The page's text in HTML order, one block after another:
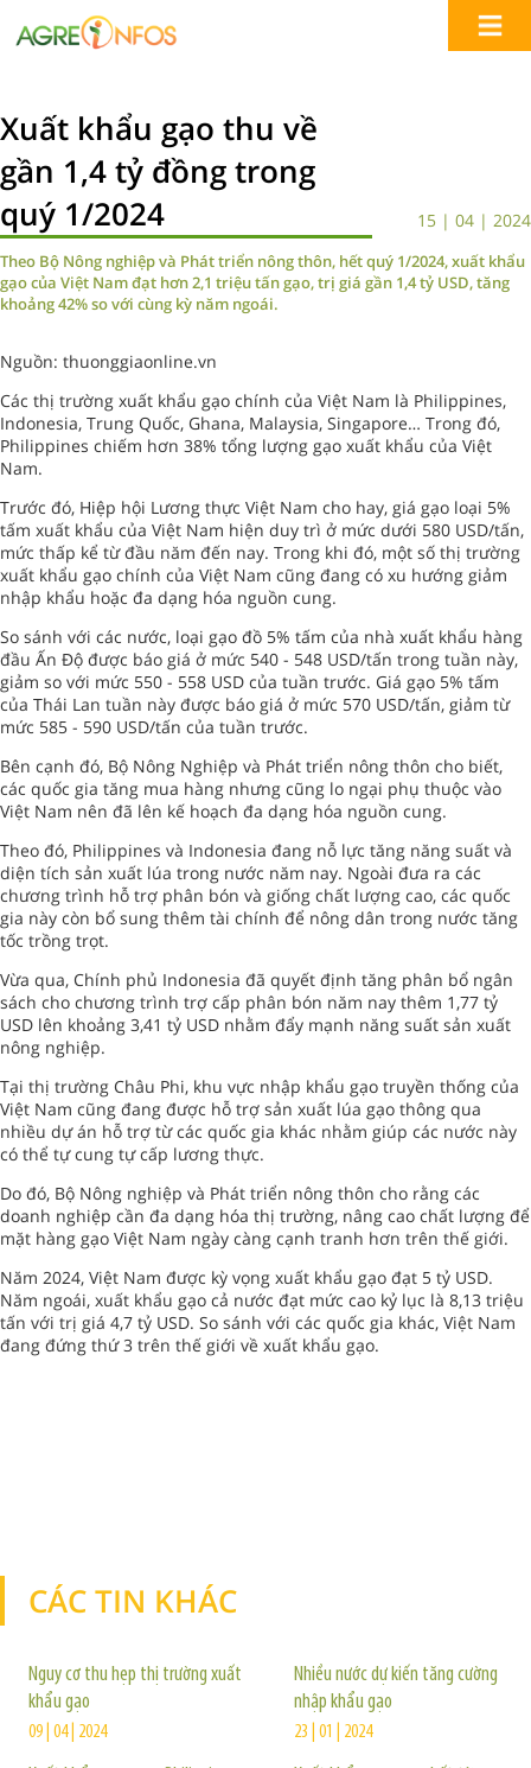
Xuất khẩu gạo thu về
gần 1,4 tỷ đồng trong
quý 1/2024
15 | 04 | 2024
Theo Bộ Nông nghiệp và Phát triển nông thôn, hết quý 1/2024, xuất khẩu
gạo của Việt Nam đạt hơn 2,1 triệu tấn gạo, trị giá gần 1,4 tỷ USD, tăng
khoảng 42% so với cùng kỳ năm ngoái.
Nguồn: thuonggiaonline.vn
Các thị trường xuất khẩu gạo chính của Việt Nam là Philippines,
Indonesia, Trung Quốc, Ghana, Malaysia, Singapore… Trong đó,
Philippines chiếm hơn 38% tổng lượng gạo xuất khẩu của Việt
Nam.
Trước đó, Hiệp hội Lương thực Việt Nam cho hay, giá gạo loại 5%
tấm xuất khẩu của Việt Nam hiện duy trì ở mức dưới 580 USD/tấn,
mức thấp kể từ đầu năm đến nay. Trong khi đó, một số thị trường
xuất khẩu gạo chính của Việt Nam cũng đang có xu hướng giảm
nhập khẩu hoặc đa dạng hóa nguồn cung.
So sánh với các nước, loại gạo đồ 5% tấm của nhà xuất khẩu hàng
đầu Ấn Độ được báo giá ở mức 540 - 548 USD/tấn trong tuần này,
giảm so với mức 550 - 558 USD của tuần trước. Giá gạo 5% tấm
của Thái Lan tuần này được báo giá ở mức 570 USD/tấn, giảm từ
mức 585 - 590 USD/tấn của tuần trước.
Bên cạnh đó, Bộ Nông Nghiệp và Phát triển nông thôn cho biết,
các quốc gia tăng mua hàng nhưng cũng lo ngại phụ thuộc vào
Việt Nam nên đã lên kế hoạch đa dạng hóa nguồn cung.
Theo đó, Philippines và Indonesia đang nỗ lực tăng năng suất và
diện tích sản xuất lúa trong nước năm nay. Ngoài đưa ra các
chương trình hỗ trợ phân bón và giống chất lượng cao, các quốc
gia này còn bổ sung thêm tài chính để nông dân trong nước tăng
tốc trồng trọt.
Vừa qua, Chính phủ Indonesia đã quyết định tăng phân bổ ngân
sách cho chương trình trợ cấp phân bón năm nay thêm 1,77 tỷ
USD lên khoảng 3,41 tỷ USD nhằm đẩy mạnh năng suất sản xuất
nông nghiệp.
Tại thị trường Châu Phi, khu vực nhập khẩu gạo truyền thống của
Việt Nam cũng đang được hỗ trợ sản xuất lúa gạo thông qua
nhiều dự án hỗ trợ từ các quốc gia khác nhằm giúp các nước này
có thể tự cung tự cấp lương thực.
Do đó, Bộ Nông nghiệp và Phát triển nông thôn cho rằng các
doanh nghiệp cần đa dạng hóa thị trường, nâng cao chất lượng để
mặt hàng gạo Việt Nam ngày càng cạnh tranh hơn trên thế giới.
Năm 2024, Việt Nam được kỳ vọng xuất khẩu gạo đạt 5 tỷ USD.
Năm ngoái, xuất khẩu gạo cả nước đạt mức cao kỷ lục là 8,13 triệu
tấn với trị giá 4,7 tỷ USD. So sánh với các quốc gia khác, Việt Nam
đang đứng thứ 3 trên thế giới về xuất khẩu gạo.
CÁC TIN KHÁC
Nguy cơ thu hẹp thị trường xuất
khẩu gạo
09 | 04 | 2024
Nhiều nước dự kiến tăng cường
nhập khẩu gạo
23 | 01 | 2024